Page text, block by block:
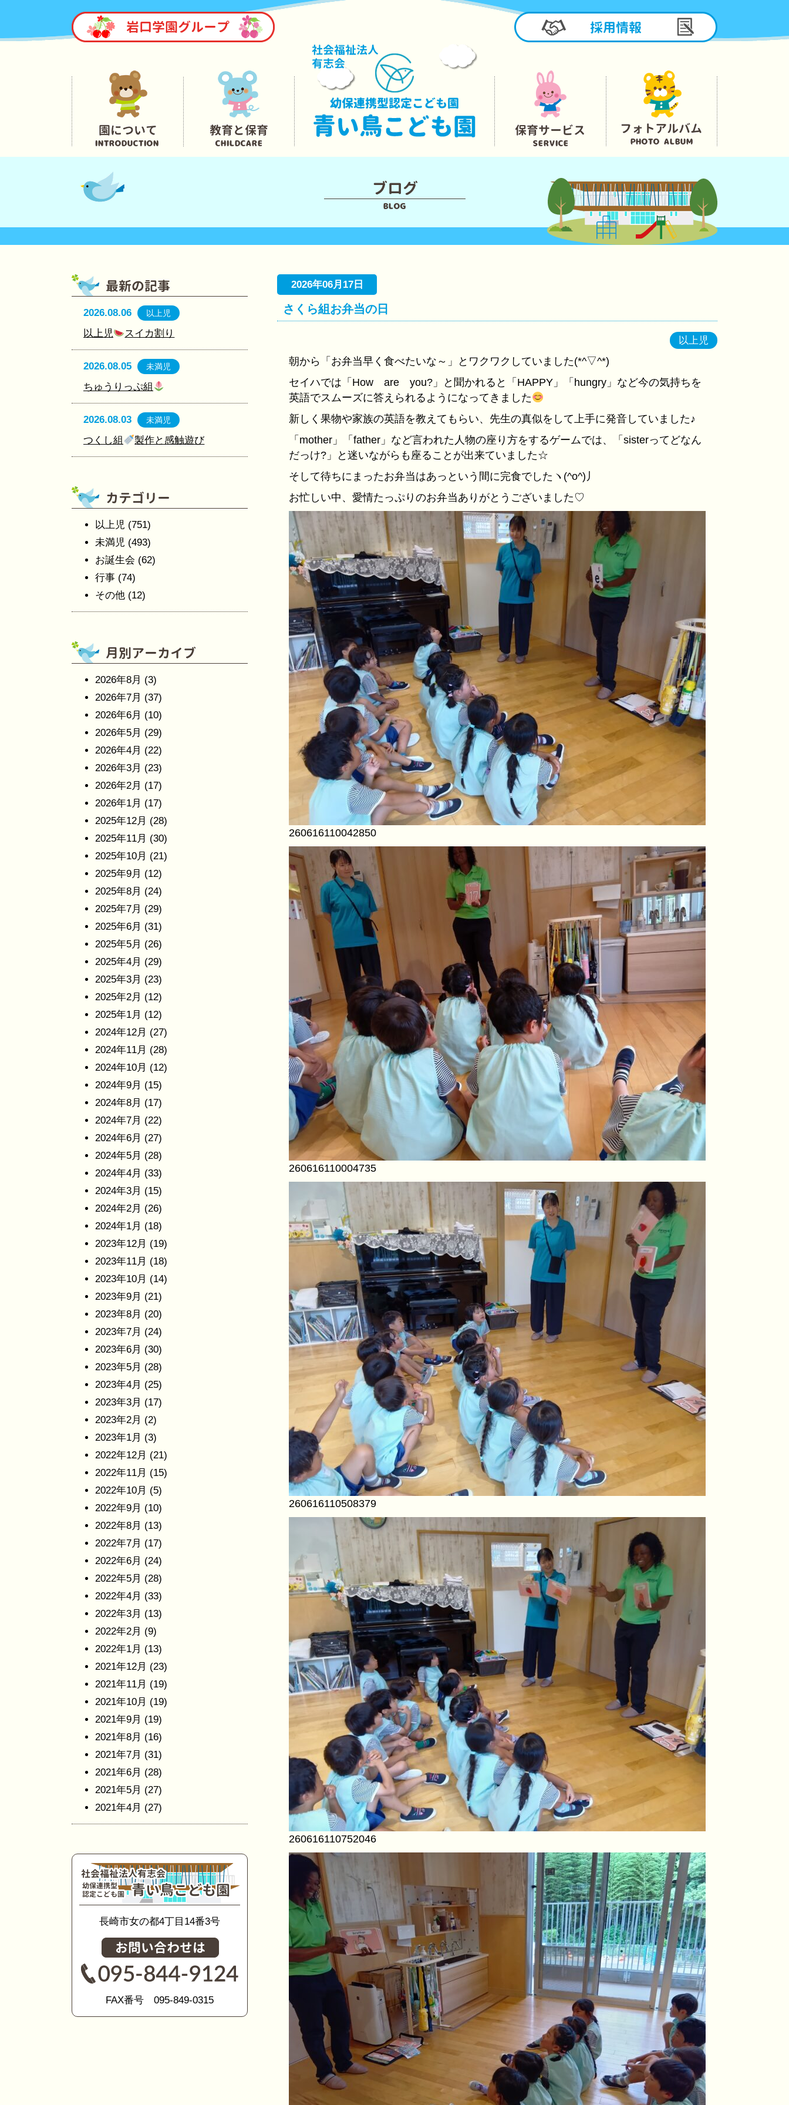
2026年06月17日
さくら組お弁当の日
以上児
朝から「お弁当早く食べたいな～」とワクワクしていました(*^▽^*)
セイハでは「Hоw are you?」と聞かれると「HAPPY」「hungry」など今の気持ちを
英語でスムーズに答えられるようになってきました
新しく果物や家族の英語を教えてもらい、先生の真似をして上手に発音していました♪
「mother」「father」など言われた人物の座り方をするゲームでは、「sisterってどなん
だっけ?」と迷いながらも座ることが出来ていました☆
そして待ちにまったお弁当はあっという間に完食でしたヽ(^o^)丿
お忙しい中、愛情たっぷりのお弁当ありがとうございました♡
260616110042850
260616110004735
260616110508379
260616110752046
2026.08.06 以上児
以上児 スイカ割り
2026.08.05 未満児
ちゅうりっぷ組
2026.08.03 未満児
つくし組 製作と感触遊び
以上児 (751)
未満児 (493)
お誕生会 (62)
行事 (74)
その他 (12)
2026年8月 (3)
2026年7月 (37)
2026年6月 (10)
2026年5月 (29)
2026年4月 (22)
2026年3月 (23)
2026年2月 (17)
2026年1月 (17)
2025年12月 (28)
2025年11月 (30)
2025年10月 (21)
2025年9月 (12)
2025年8月 (24)
2025年7月 (29)
2025年6月 (31)
2025年5月 (26)
2025年4月 (29)
2025年3月 (23)
2025年2月 (12)
2025年1月 (12)
2024年12月 (27)
2024年11月 (28)
2024年10月 (12)
2024年9月 (15)
2024年8月 (17)
2024年7月 (22)
2024年6月 (27)
2024年5月 (28)
2024年4月 (33)
2024年3月 (15)
2024年2月 (26)
2024年1月 (18)
2023年12月 (19)
2023年11月 (18)
2023年10月 (14)
2023年9月 (21)
2023年8月 (20)
2023年7月 (24)
2023年6月 (30)
2023年5月 (28)
2023年4月 (25)
2023年3月 (17)
2023年2月 (2)
2023年1月 (3)
2022年12月 (21)
2022年11月 (15)
2022年10月 (5)
2022年9月 (10)
2022年8月 (13)
2022年7月 (17)
2022年6月 (24)
2022年5月 (28)
2022年4月 (33)
2022年3月 (13)
2022年2月 (9)
2022年1月 (13)
2021年12月 (23)
2021年11月 (19)
2021年10月 (19)
2021年9月 (19)
2021年8月 (16)
2021年7月 (31)
2021年6月 (28)
2021年5月 (27)
2021年4月 (27)
長崎市女の都4丁目14番3号
FAX番号 095-849-0315